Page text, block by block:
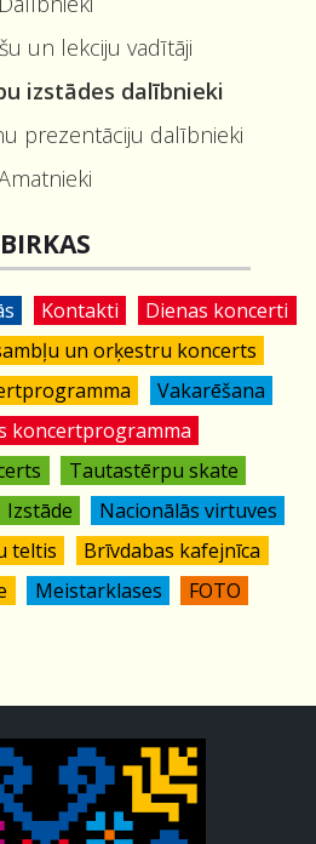
un lekciju vadītāji
izstādes dalībnieki
prezentāciju dalībnieki
BIRKAS
Kontakti
Dienas koncerti
un orķestru koncerts
Vakarēšana
koncertprogramma
Tautastērpu skate
Izstāde
Nacionālās virtuves
teltis
Brīvdabas kafejnīca
Meistarklases FOTO